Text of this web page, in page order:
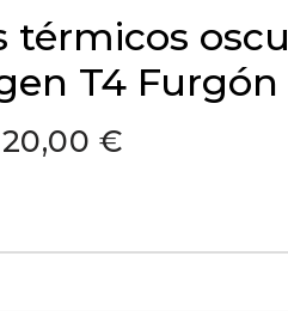
térmicos
T4 Furgón
€